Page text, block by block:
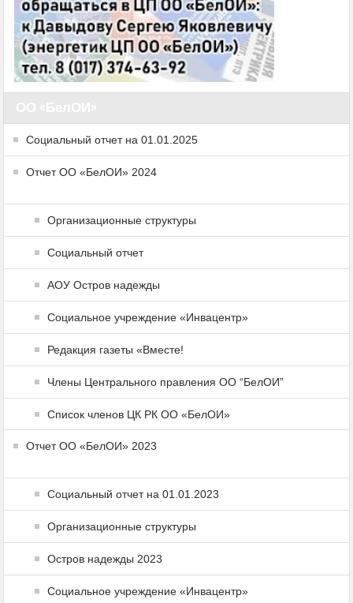
Социальный отчет на 01.01.2025
Отчет ОО «БелОИ» 2024
Организационные структуры
Социальный отчет
АОУ Остров надежды
Социальное учреждение «Инвацентр»
Редакция газеты «Вместе!
Члены Центрального правления ОО “БелОИ”
Список членов ЦК РК ОО «БелОИ»
Отчет ОО «БелОИ» 2023
Социальный отчет на 01.01.2023
Организационные структуры
Остров надежды 2023
Социальное учреждение «Инвацентр»